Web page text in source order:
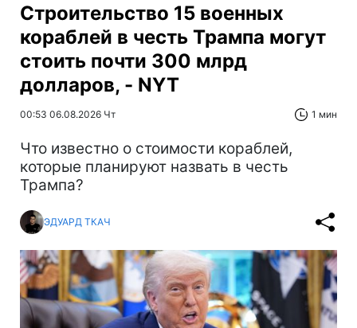
Строительство 15 военных
кораблей в честь Трампа могут
стоить почти 300 млрд
долларов, - NYT
00:53 06.08.2026 Чт 1 мин
Что известно о стоимости кораблей,
которые планируют назвать в честь
Трампа?
ЭДУАРД ТКАЧ